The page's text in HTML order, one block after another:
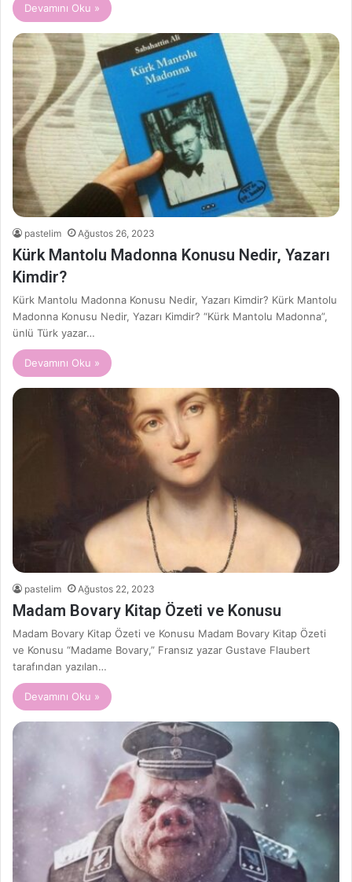
Devamını Oku »
pastelim Ağustos 26, 2023
Kürk Mantolu Madonna Konusu Nedir, Yazarı
Kimdir?
Kürk Mantolu Madonna Konusu Nedir, Yazarı Kimdir? Kürk Mantolu
Madonna Konusu Nedir, Yazarı Kimdir? “Kürk Mantolu Madonna”,
ünlü Türk yazar…
Devamını Oku »
pastelim Ağustos 22, 2023
Madam Bovary Kitap Özeti ve Konusu
Madam Bovary Kitap Özeti ve Konusu Madam Bovary Kitap Özeti
ve Konusu “Madame Bovary,” Fransız yazar Gustave Flaubert
tarafından yazılan…
Devamını Oku »